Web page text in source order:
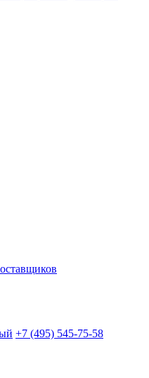
+7 (495) 545-75-58